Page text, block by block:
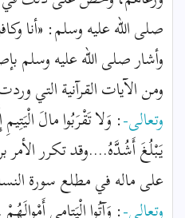
صلى الله عليه وسلم: «أنا
وأشار صلى الله عليه وسلم
ومن الآيات القرآنية التي
وتعالى-: وَلا تَقْرَبُوا مالَ
يَبْلُغَ أَشُدَّهُ....وقد تكرر الأمر
على ماله في مطلع سورة
وتعالى-: وَآتُوا الْيَتامى